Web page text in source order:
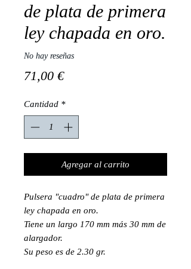
de plata de primera
ley chapada en oro.
No hay reseñas
71,00 €Precio
Cantidad *
Agregar al carrito
Pulsera "cuadro" de plata de primera
ley chapada en oro.
Tiene un largo 170 mm más 30 mm de
alargador.
Su peso es de 2.30 gr.